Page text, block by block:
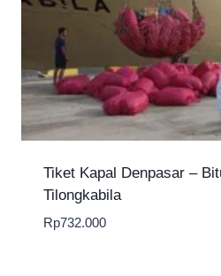
Tiket Kapal Denpasar –
Tilongkabila
Rp732.000